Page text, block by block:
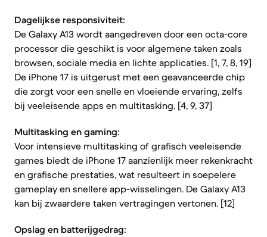
Dagelijkse responsiviteit:
De Galaxy A13 wordt aangedreven door een octa-core
processor die geschikt is voor algemene taken zoals
browsen, sociale media en lichte applicaties. [1, 7, 8, 19]
De iPhone 17 is uitgerust met een geavanceerde chip
die zorgt voor een snelle en vloeiende ervaring, zelfs
bij veeleisende apps en multitasking. [4, 9, 37]
Multitasking en gaming:
Voor intensieve multitasking of grafisch veeleisende
games biedt de iPhone 17 aanzienlijk meer rekenkracht
en grafische prestaties, wat resulteert in soepelere
gameplay en snellere app-wisselingen. De Galaxy A13
kan bij zwaardere taken vertragingen vertonen. [12]
Opslag en batterijgedrag: